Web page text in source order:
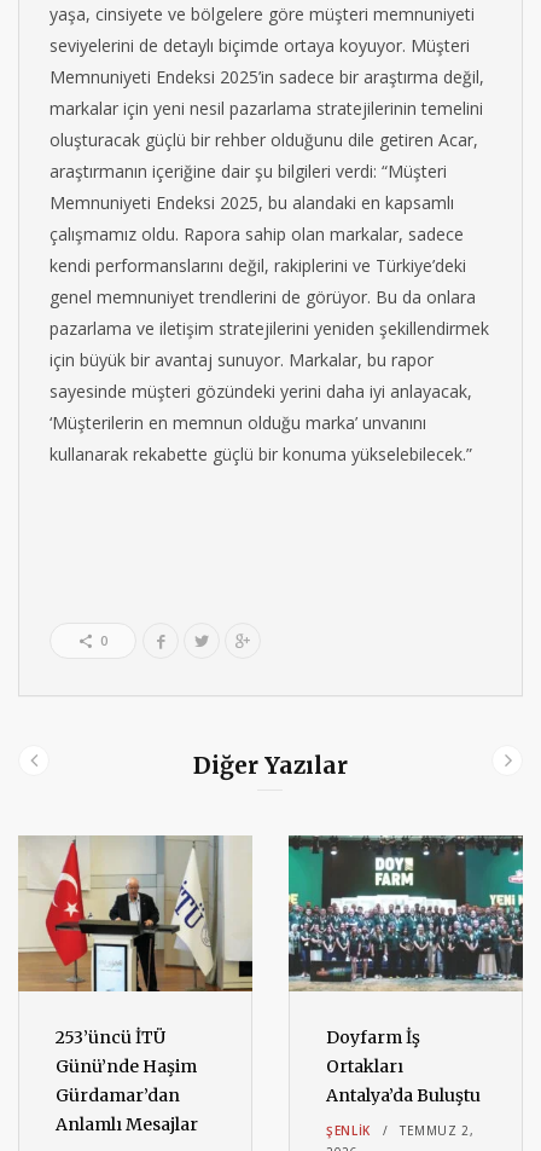
yaşa, cinsiyete ve bölgelere göre müşteri memnuniyeti
seviyelerini de detaylı biçimde ortaya koyuyor. Müşteri
Memnuniyeti Endeksi 2025’in sadece bir araştırma değil,
markalar için yeni nesil pazarlama stratejilerinin temelini
oluşturacak güçlü bir rehber olduğunu dile getiren Acar,
araştırmanın içeriğine dair şu bilgileri verdi: “Müşteri
Memnuniyeti Endeksi 2025, bu alandaki en kapsamlı
çalışmamız oldu. Rapora sahip olan markalar, sadece
kendi performanslarını değil, rakiplerini ve Türkiye’deki
genel memnuniyet trendlerini de görüyor. Bu da onlara
pazarlama ve iletişim stratejilerini yeniden şekillendirmek
için büyük bir avantaj sunuyor. Markalar, bu rapor
sayesinde müşteri gözündeki yerini daha iyi anlayacak,
‘Müşterilerin en memnun olduğu marka’ unvanını
kullanarak rekabette güçlü bir konuma yükselebilecek.”
0
Diğer Yazılar
253’üncü İTÜ
Günü’nde Haşim
Gürdamar’dan
Anlamlı Mesajlar
Doyfarm İş
Ortakları
Antalya’da Buluştu
ŞENLIK
TEMMUZ 2,